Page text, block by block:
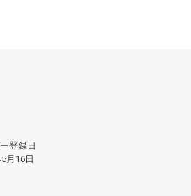
登録日
月16日